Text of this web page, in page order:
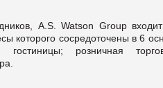
A.S. Watson Group
которого сосредоточены в 6
розничная